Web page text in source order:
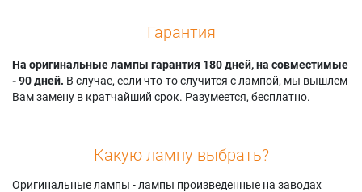
Гарантия
На оригинальные лампы гарантия 180 дней, на совместимые
- 90 дней. В случае, если что-то случится с лампой, мы вышлем
Вам замену в кратчайший срок. Разумеется, бесплатно.
Какую лампу выбрать?
Оригинальные лампы - лампы произведенные на заводах